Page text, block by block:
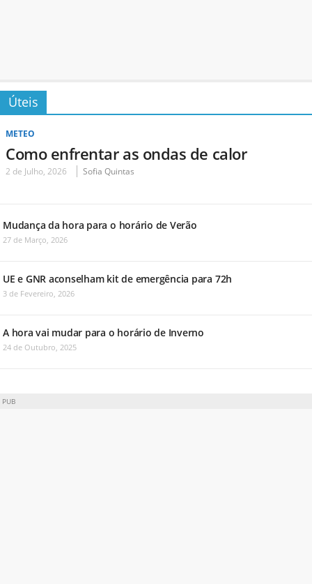
Úteis
METEO
Como enfrentar as ondas de calor
2 de Julho, 2026 Sofia Quintas
Mudança da hora para o horário de Verão
27 de Março, 2026
UE e GNR aconselham kit de emergência para 72h
3 de Fevereiro, 2026
A hora vai mudar para o horário de Inverno
24 de Outubro, 2025
PUB